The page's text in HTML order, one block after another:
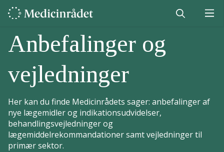
Anbefalinger og
vejledninger
Her kan du finde Medicinrådets sager: anbefalinger af
nye lægemidler og indikationsudvidelser,
behandlingsvejledninger og
lægemiddelrekommandationer samt vejledninger til
primær sektor.